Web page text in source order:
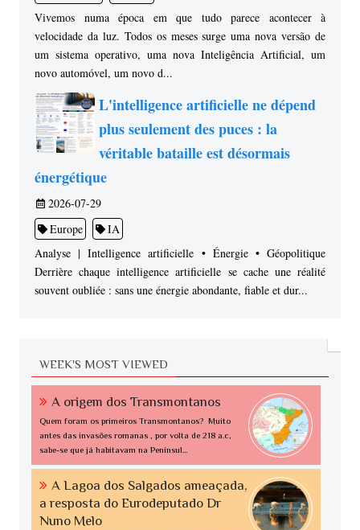
Vivemos numa época em que tudo parece acontecer à
velocidade da luz. Todos os meses surge uma nova versão de
um sistema operativo, uma nova Inteligência Artificial, um
novo automóvel, um novo d...
L'intelligence artificielle ne dépend
plus seulement des puces : la
véritable bataille est désormais
énergétique
2026-07-29
Europe
IA
Analyse | Intelligence artificielle • Énergie • Géopolitique
Derrière chaque intelligence artificielle se cache une réalité
souvent oubliée : sans une énergie abondante, fiable et dur...
WEEK'S MOST VIEWED
A origem dos Transmontanos
Quem foram os primeiros Transmontanos? Muito
antes das invasões romanas , por volta de 218 a.c,
sabe-se que já habitavam na Penínsul...
A Lagoa dos Salgados ameaçada,
a resposta do Eurodeputado Dr
Nuno Melo